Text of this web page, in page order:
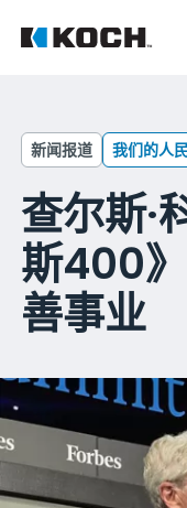
新闻报道 我们的人
查尔斯·
斯400
善事业